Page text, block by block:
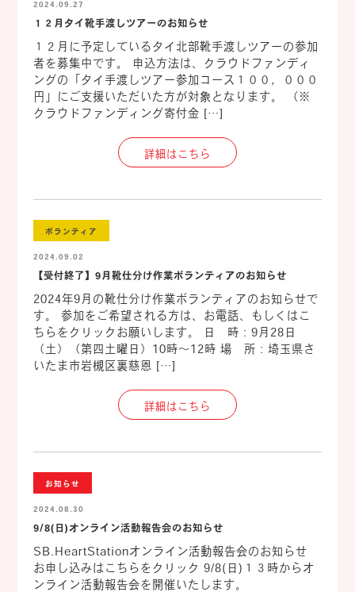
2024.09.27
１２月タイ靴手渡しツアーのお知らせ
１２月に予定しているタイ北部靴手渡しツアーの参加
者を募集中です。 申込方法は、クラウドファンディ
ングの「タイ手渡しツアー参加コース１００，０００
円」にご支援いただいた方が対象となります。 （※
クラウドファンディング寄付金 […]
詳細はこちら
ボランティア
2024.09.02
【受付終了】9月靴仕分け作業ボランティアのお知らせ
2024年9月の靴仕分け作業ボランティアのお知らせで
す。 参加をご希望される方は、お電話、もしくはこ
ちらをクリックお願いします。 日 時：9月28日
（土）（第四土曜日）10時～12時 場 所：埼玉県さ
いたま市岩槻区裏慈恩 […]
詳細はこちら
お知らせ
2024.08.30
9/8(日)オンライン活動報告会のお知らせ
SB.HeartStationオンライン活動報告会のお知らせ
お申し込みはこちらをクリック 9/8(日)１３時からオ
ンライン活動報告会を開催いたします。